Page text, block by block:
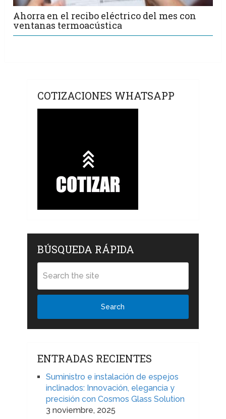
Ahorra en el recibo eléctrico del mes con
ventanas termoacústica
COTIZACIONES WHATSAPP
BÚSQUEDA RÁPIDA
Search
ENTRADAS RECIENTES
Suministro e instalación de espejos
inclinados: Innovación, elegancia y
precisión con Cosmos Glass Solution
3 noviembre, 2025